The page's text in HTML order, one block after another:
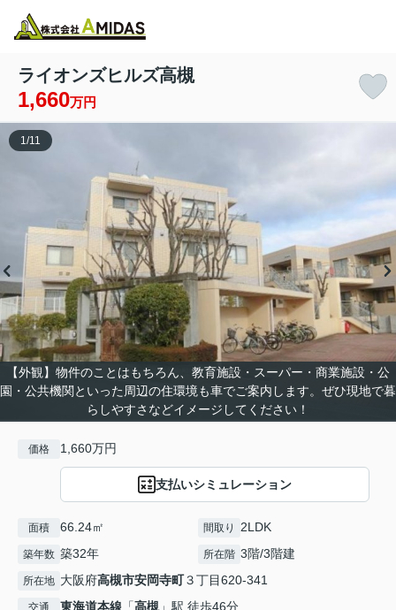
ライオンズヒルズ高槻
1,660万円
【外観】物件のことはもちろん、教育施設・スーパー・商業施設・公
園・公共機関といった周辺の住環境も車でご案内します。ぜひ現地で暮
らしやすさなどイメージしてください！
1 /11
価格 1,660万円
支払いシミュレーション
面積 66.24㎡ 間取り 2LDK
築年数 築32年 所在階 3階/3階建
所在地 大阪府高槻市安岡寺町３丁目620-341
交通 東海道本線 「高槻 」駅 徒歩46分